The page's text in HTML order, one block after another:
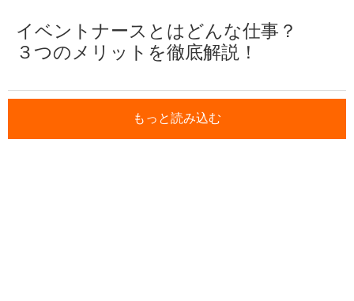
イベントナースとはどんな仕事？
３つのメリットを徹底解説！
もっと読み込む